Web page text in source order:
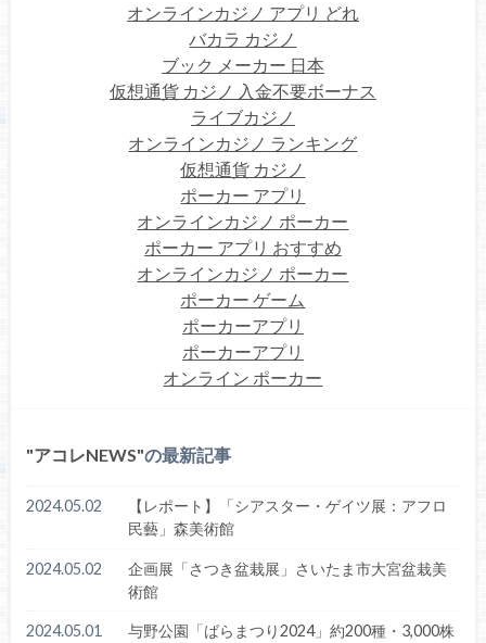
オンラインカジノ アプリ どれ
バカラ カジノ
ブック メーカー 日本
仮想通貨 カジノ 入金不要ボーナス
ライブカジノ
オンラインカジノ ランキング
仮想通貨 カジノ
ポーカー アプリ
オンラインカジノ ポーカー
ポーカー アプリ おすすめ
オンラインカジノ ポーカー
ポーカー ゲーム
ポーカーアプリ
ポーカーアプリ
オンライン ポーカー
アコレNEWS の最新記事
2024.05.02
【レポート】「シアスター・ゲイツ展：アフロ
民藝」森美術館
2024.05.02
企画展「さつき盆栽展」さいたま市大宮盆栽美
術館
2024.05.01
与野公園「ばらまつり2024」約200種・3,000株